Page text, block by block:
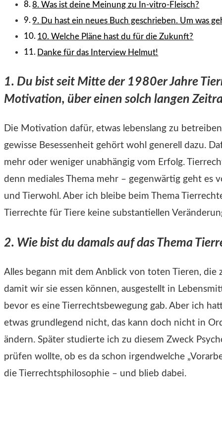
8. Was ist deine Meinung zu In-vitro-Fleisch?
9. Du hast ein neues Buch geschrieben. Um was
10. Welche Pläne hast du für die Zukunft?
Danke für das Interview Helmut!
1. Du bist seit Mitte der 1980er Jahre
Motivation, über einen solch langen
Die Motivation dafür, etwas lebenslang zu
gewisse Besessenheit gehört wohl generell dazu.
mehr oder weniger unabhängig vom Erfolg.
denn mediales Thema mehr – gegenwärtig geht es
und Tierwohl. Aber ich bleibe beim Thema
Tierrechte für Tiere keine substantiellen
2. Wie bist du damals auf das Thema
Alles begann mit dem Anblick von toten Tieren, die
damit wir sie essen können, ausgestellt in
bevor es eine Tierrechtsbewegung gab. Aber ich
etwas grundlegend nicht, das kann doch nicht in
ändern. Später studierte ich zu diesem Zweck
prüfen wollte, ob es da schon irgendwelche
die Tierrechtsphilosophie – und blieb dabei.